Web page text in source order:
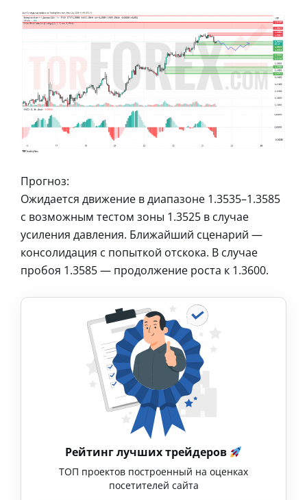
Прогноз:
Ожидается движение в диапазоне 1.3535–1.3585
с возможным тестом зоны 1.3525 в случае
усиления давления. Ближайший сценарий —
консолидация с попыткой отскока. В случае
пробоя 1.3585 — продолжение роста к 1.3600.
Рейтинг лучших трейдеров
ТОП проектов построенный на оценках
посетителей сайта